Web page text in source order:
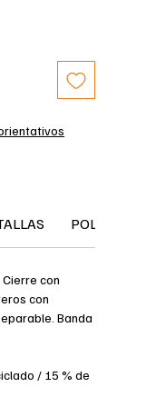
POLÍTICA
con
con
Banda
/ 15 % de